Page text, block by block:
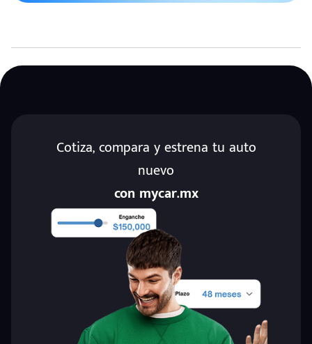
Cotiza, compara y estrena tu auto
nuevo
con mycar.mx